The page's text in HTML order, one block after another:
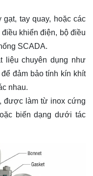
tay quay, hoặc các
khiển điện, bộ điều
SCADA.
liệu chuyên dụng như
đảm bảo tính kín khít
nhau.
được làm từ inox cứng
biến dạng dưới tác